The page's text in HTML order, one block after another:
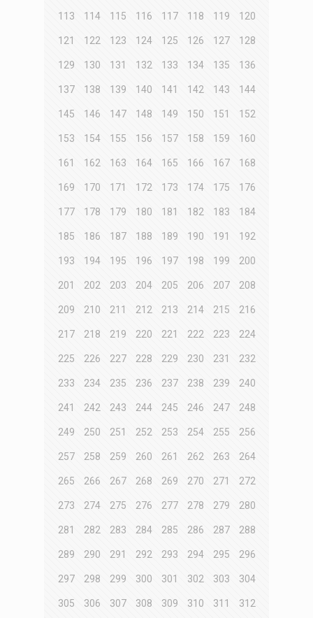
113 114 115 116 117 118 119 120
121 122 123 124 125 126 127 128
129 130 131 132 133 134 135 136
137 138 139 140 141 142 143 144
145 146 147 148 149 150 151 152
153 154 155 156 157 158 159 160
161 162 163 164 165 166 167 168
169 170 171 172 173 174 175 176
177 178 179 180 181 182 183 184
185 186 187 188 189 190 191 192
193 194 195 196 197 198 199 200
201 202 203 204 205 206 207 208
209 210 211 212 213 214 215 216
217 218 219 220 221 222 223 224
225 226 227 228 229 230 231 232
233 234 235 236 237 238 239 240
241 242 243 244 245 246 247 248
249 250 251 252 253 254 255 256
257 258 259 260 261 262 263 264
265 266 267 268 269 270 271 272
273 274 275 276 277 278 279 280
281 282 283 284 285 286 287 288
289 290 291 292 293 294 295 296
297 298 299 300 301 302 303 304
305 306 307 308 309 310 311 312